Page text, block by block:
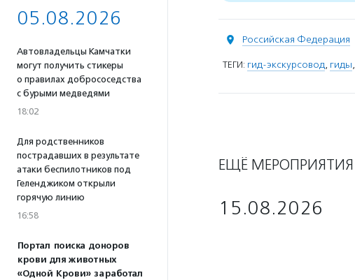
05.08.2026
Автовладельцы Камчатки
могут получить стикеры
о правилах добрососедства
с бурыми медведями
18:02
Для родственников
пострадавших в результате
атаки беспилотников под
Геленджиком открыли
горячую линию
16:58
Портал поиска доноров
крови для животных
«Одной Крови» заработал
Российская Федерация
ТЕГИ: гид-экскурсовод, гиды,
ЕЩЁ МЕРОПРИЯТИЯ
15.08.2026